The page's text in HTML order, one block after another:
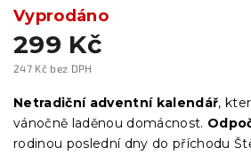
299 Kč
247 Kč bez DPH
cena:
Vyprodáno
Netradiční adventní kalendář,
vánočně laděnou domácnost.
rodinou poslední dny do příchodu